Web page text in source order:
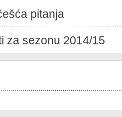
pitanja
za sezonu 2014/15